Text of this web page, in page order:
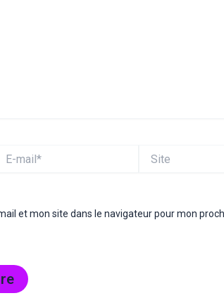
et mon site dans le navigateur pour mon